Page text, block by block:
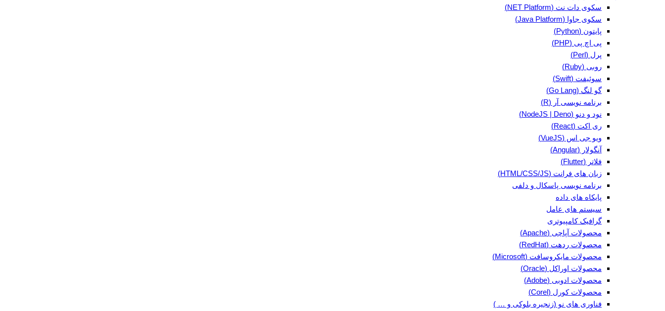
سکوی دات نت (NET Platform)
سکوی جاوا (Java Platform)
پایتون (Python)
پی اچ پی (PHP)
پرل (Perl)
روبی (Ruby)
سوئیفت (Swift)
گو لنگ (Go Lang)
برنامه نویسی آر (R)
نود و دنو (NodeJS | Deno)
ری اکت (React)
ویو جی اس (VueJS)
آنگولار (Angular)
فلاتر (Flutter)
زبان های فرانت (HTML/CSS/JS)
برنامه نویسی پاسکال و دلفی
پایکاه های داده
سیستم های عامل
گرافیک کامپیوتری
محصولات آپاچی (Apache)
محصولات ردهت (RedHat)
محصولات مایکروسافت (Microsoft)
محصولات اوراکل (Oracle)
محصولات ادوبی (Adobe)
محصولات کورل (Corel)
فناوری های نو (زنجیره بلوکی و … )